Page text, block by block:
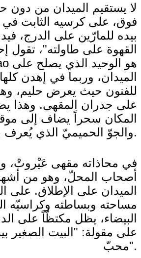
فوق، على كرسيه الثابت في
بيده للمارّين على الدرج،
القهوة على طاولته"، تقول
الميدان، وربما في إهدن
للفنون حيث يعرض حليم،
على جدران المقهى. وهذا
المكان سحراً يضاف إلى
والجوّ الحميميّ الذي يُعرف به.
في محاذاته مقهى عَيْروتْ،
أصحاب المحلّ، وهو من
الميدان على الإطلاق.
مساحته وبساطته وكراسيّه
البيضاء، يظل مكتظّاً على
على مقولة: "البيت الصغير
محبّ".